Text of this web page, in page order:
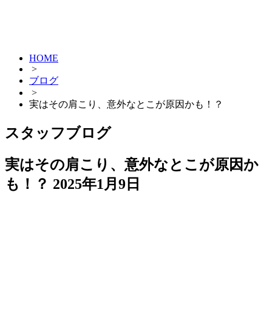
HOME
>
ブログ
>
実はその肩こり、意外なとこが原因かも！？
スタッフブログ
実はその肩こり、意外なとこが原因か
も！？ 2025年1月9日